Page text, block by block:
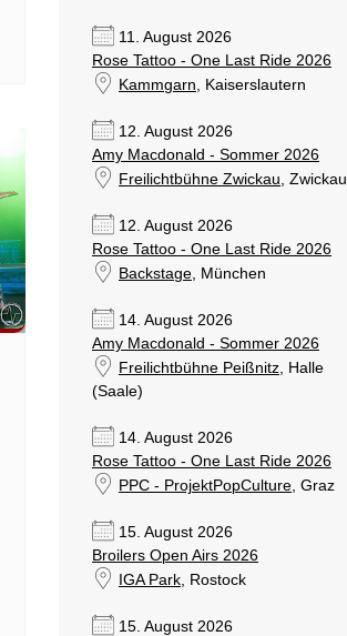
11. August 2026
Rose Tattoo - One Last Ride 2026
Kammgarn, Kaiserslautern
12. August 2026
Amy Macdonald - Sommer 2026
Freilichtbühne Zwickau, Zwickau
12. August 2026
Rose Tattoo - One Last Ride 2026
Backstage, München
14. August 2026
Amy Macdonald - Sommer 2026
Freilichtbühne Peißnitz, Halle
(Saale)
14. August 2026
Rose Tattoo - One Last Ride 2026
PPC - ProjektPopCulture, Graz
15. August 2026
Broilers Open Airs 2026
IGA Park, Rostock
15. August 2026